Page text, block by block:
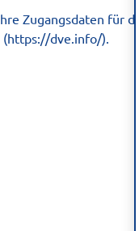
Zugangsdaten für die
(https://dve.info/).